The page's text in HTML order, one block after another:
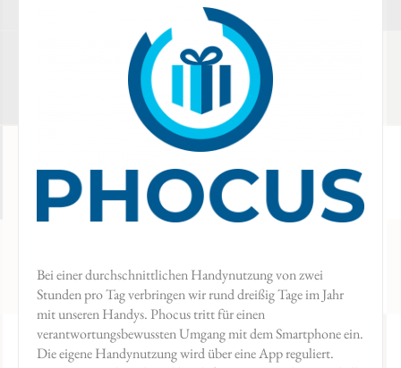
Bei einer durchschnittlichen Handynutzung von zwei
Stunden pro Tag verbringen wir rund dreißig Tage im Jahr
mit unseren Handys. Phocus tritt für einen
verantwortungsbewussten Umgang mit dem Smartphone ein.
Die eigene Handynutzung wird über eine App reguliert.